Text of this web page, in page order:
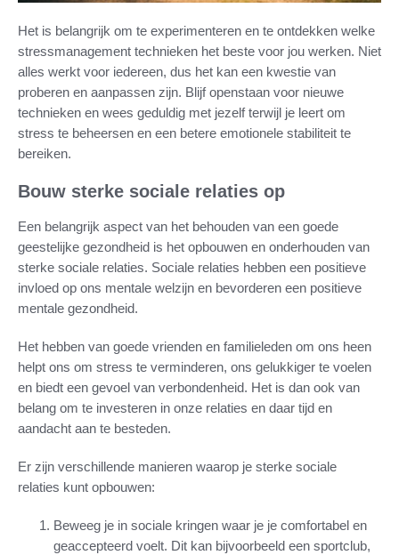
Het is belangrijk om te experimenteren en te ontdekken welke
stressmanagement technieken het beste voor jou werken. Niet
alles werkt voor iedereen, dus het kan een kwestie van
proberen en aanpassen zijn. Blijf openstaan voor nieuwe
technieken en wees geduldig met jezelf terwijl je leert om
stress te beheersen en een betere emotionele stabiliteit te
bereiken.
Bouw sterke sociale relaties op
Een belangrijk aspect van het behouden van een goede
geestelijke gezondheid is het opbouwen en onderhouden van
sterke sociale relaties. Sociale relaties hebben een positieve
invloed op ons mentale welzijn en bevorderen een positieve
mentale gezondheid.
Het hebben van goede vrienden en familieleden om ons heen
helpt ons om stress te verminderen, ons gelukkiger te voelen
en biedt een gevoel van verbondenheid. Het is dan ook van
belang om te investeren in onze relaties en daar tijd en
aandacht aan te besteden.
Er zijn verschillende manieren waarop je sterke sociale
relaties kunt opbouwen:
Beweeg je in sociale kringen waar je je comfortabel en
geaccepteerd voelt. Dit kan bijvoorbeeld een sportclub,